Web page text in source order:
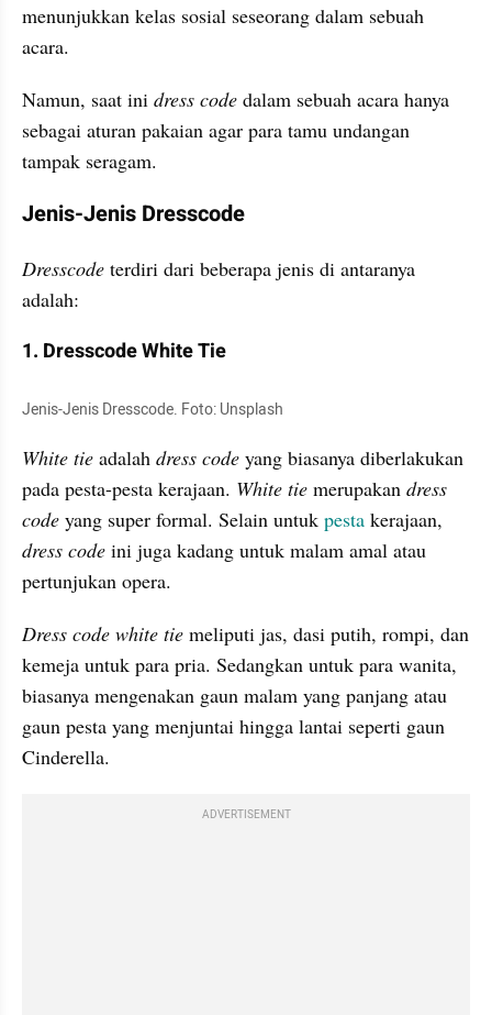
menunjukkan kelas sosial seseorang dalam sebuah
acara.
Namun, saat ini dress code dalam sebuah acara hanya
sebagai aturan pakaian agar para tamu undangan
tampak seragam.
Jenis-Jenis Dresscode
Dresscode terdiri dari beberapa jenis di antaranya
adalah:
1. Dresscode White Tie
Jenis-Jenis Dresscode. Foto: Unsplash
White tie adalah dress code yang biasanya diberlakukan
pada pesta-pesta kerajaan. White tie merupakan dress
code yang super formal. Selain untuk pesta
dress code ini juga kadang untuk malam amal atau
pertunjukan opera.
Dress code white tie meliputi jas, dasi putih, rompi, dan
kemeja untuk para pria. Sedangkan untuk para wanita,
biasanya mengenakan gaun malam yang panjang atau
gaun pesta yang menjuntai hingga lantai seperti gaun
Cinderella.
ADVERTISEMENT